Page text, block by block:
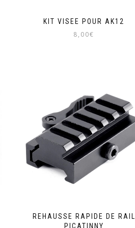
KIT VISEE POUR AK12
8,00€
REHAUSSE RAPIDE DE RAIL
PICATINNY